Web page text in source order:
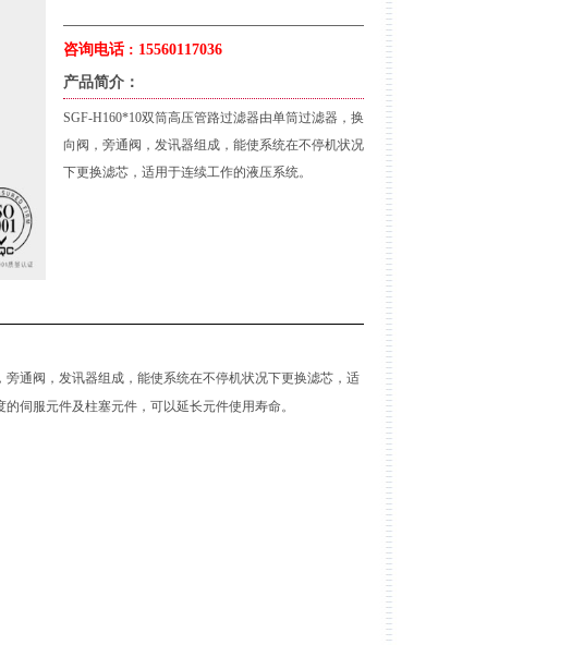
咨询电话 : 15560117036
产品简介：
SGF-H160*10双筒高压管路过滤器由单筒过滤器，换
向阀，旁通阀，发讯器组成，能使系统在不停机状况
下更换滤芯，适用于连续工作的液压系统。
通阀，发讯器组成，能使系统在不停机状况下更换滤芯，适
伺服元件及柱塞元件，可以延长元件使用寿命。